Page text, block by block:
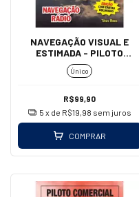
NAVEGAÇÃO VISUAL E
ESTIMADA - PILOTO
COMERCIAL - TITUS ROOS
Único
R$99,90
5 x de R$19,98 sem juros
COMPRAR